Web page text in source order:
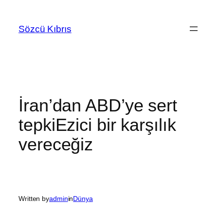
Sözcü Kıbrıs
İran’dan ABD’ye sert
tepkiEzici bir karşılık
vereceğiz
Written byadmininDünya